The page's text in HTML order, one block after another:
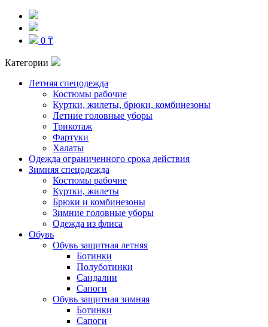
0 ₸
Категории
Летняя спецодежда
Костюмы рабочие
Куртки, жилеты, брюки, комбинезоны
Летние головные уборы
Трикотаж
Фартуки
Халаты
Одежда ограниченного срока действия
Зимняя спецодежда
Костюмы рабочие
Куртки, жилеты
Брюки и комбинезоны
Зимние головные уборы
Одежда из флиса
Обувь
Обувь защитная летняя
Ботинки
Полуботинки
Сандалии
Сапоги
Обувь защитная зимняя
Ботинки
Сапоги